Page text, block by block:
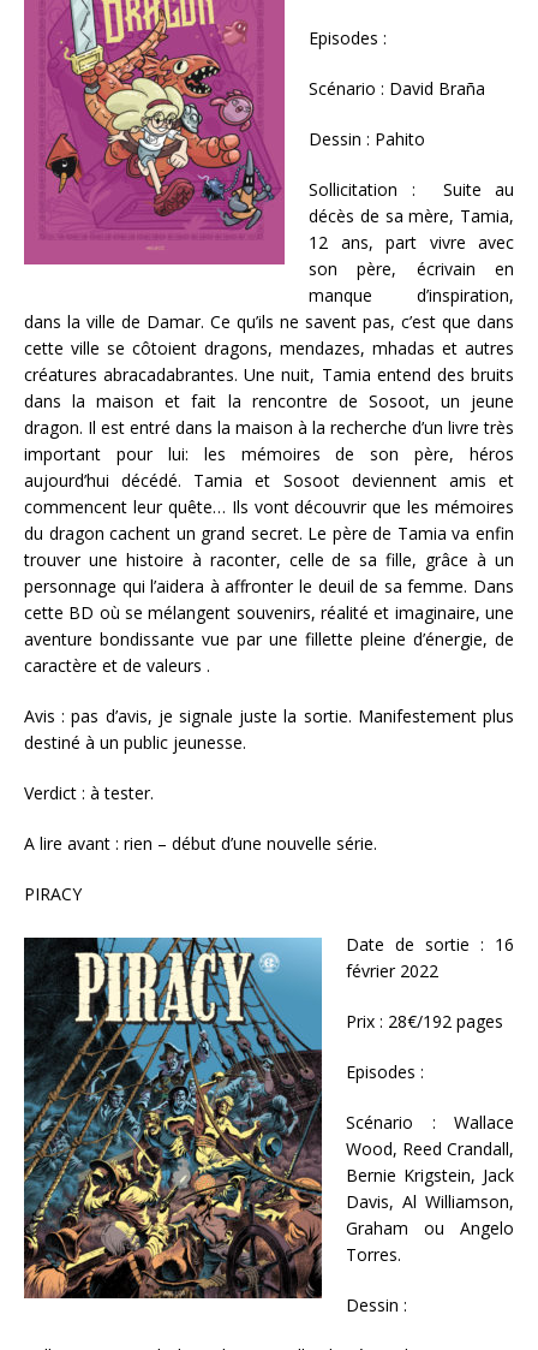
Episodes :
Scénario : David Braña
Dessin : Pahito
Sollicitation : Suite au
décès de sa mère, Tamia,
12 ans, part vivre avec
son père, écrivain en
manque d’inspiration,
dans la ville de Damar. Ce qu’ils ne savent pas, c’est que dans
cette ville se côtoient dragons, mendazes, mhadas et autres
créatures abracadabrantes. Une nuit, Tamia entend des bruits
dans la maison et fait la rencontre de Sosoot, un jeune
dragon. Il est entré dans la maison à la recherche d’un livre très
important pour lui: les mémoires de son père, héros
aujourd’hui décédé. Tamia et Sosoot deviennent amis et
commencent leur quête… Ils vont découvrir que les mémoires
du dragon cachent un grand secret. Le père de Tamia va enfin
trouver une histoire à raconter, celle de sa fille, grâce à un
personnage qui l’aidera à affronter le deuil de sa femme. Dans
cette BD où se mélangent souvenirs, réalité et imaginaire, une
aventure bondissante vue par une fillette pleine d’énergie, de
caractère et de valeurs .
Avis : pas d’avis, je signale juste la sortie. Manifestement plus
destiné à un public jeunesse.
Verdict : à tester.
A lire avant : rien – début d’une nouvelle série.
PIRACY
Date de sortie : 16
février 2022
Prix : 28€/192 pages
Episodes :
Scénario : Wallace
Wood, Reed Crandall,
Bernie Krigstein, Jack
Davis, Al Williamson,
Graham ou Angelo
Torres.
Dessin :